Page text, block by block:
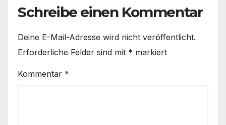
Schreibe einen Kommentar
Deine E-Mail-Adresse wird nicht veröffentlicht.
Erforderliche Felder sind mit * markiert
Kommentar *